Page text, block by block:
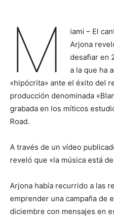
M
iami – El
Arjona
desafiar en
a la que ha
«hipócrita» ante el éxito del
producción denominada
grabada en los míticos
Road.
A través de un vídeo
reveló que «la música está
Arjona había recurrido a las
emprender una campaña de
diciembre con mensajes en